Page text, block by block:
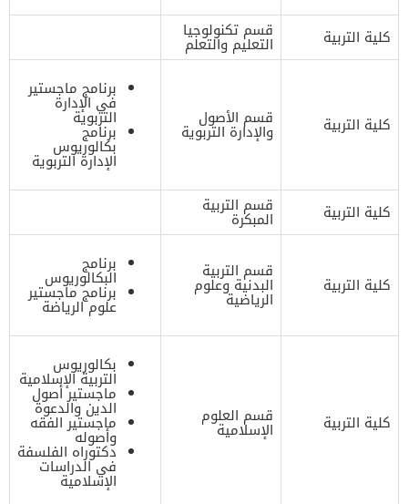
كلية التربية
قسم تكنولوجيا
التعليم والتعلم
كلية التربية قسم الأصول
والإدارة التربوية
برنامج ماجستير
في الإدارة
التربوية
برنامج
بكالوريوس
الإدارة التربوية
كلية التربية
قسم التربية
المبكرة
كلية التربية
قسم التربية
البدنية وعلوم
الرياضية
برنامج
البكالوريوس
برنامج ماجستير
علوم الرياضة
كلية التربية قسم العلوم
الإسلامية
بكالوريوس
التربية الإسلامية
ماجستير أصول
الدين والدعوة
ماجستير الفقه
وأصوله
دكتوراه الفلسفة
في الدراسات
الإسلامية